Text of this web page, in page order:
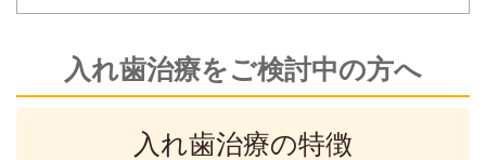
入れ歯治療をご検討中の方へ
入れ歯治療の特徴